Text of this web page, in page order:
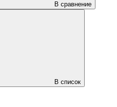
В сравнение
В список